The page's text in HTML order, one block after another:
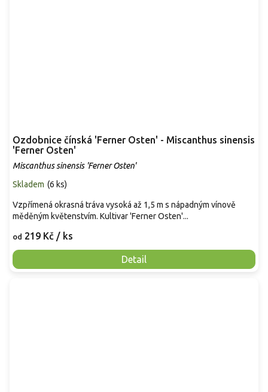
Ozdobnice čínská 'Ferner Osten' - Miscanthus sinensis
'Ferner Osten'
Miscanthus sinensis 'Ferner Osten'
Skladem (6 ks)
od 219 Kč / ks
Detail
Vzpřímená okrasná tráva vysoká až 1,5 m s nápadným vínově
měděným květenstvím. Kultivar 'Ferner Osten'...